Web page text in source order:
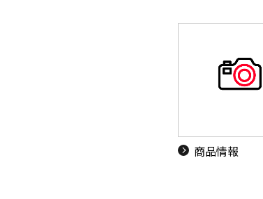
商品情報